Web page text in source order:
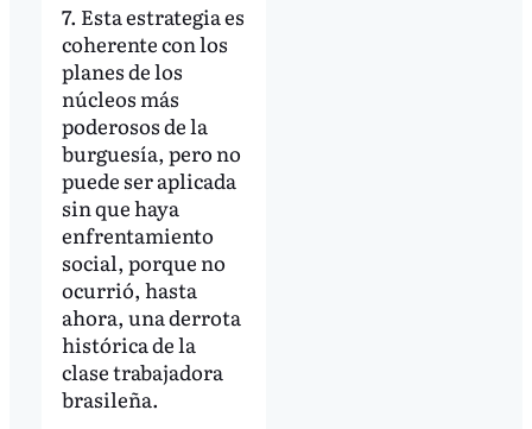
7. Esta estrategia es
coherente con los
planes de los
núcleos más
poderosos de la
burguesía, pero no
puede ser aplicada
sin que haya
enfrentamiento
social, porque no
ocurrió, hasta
ahora, una derrota
histórica de la
clase trabajadora
brasileña.